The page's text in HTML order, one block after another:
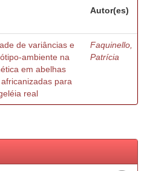
Autor(es)
de variâncias e
ambiente na
em abelhas
para
real
Faquinello,
Patrícia